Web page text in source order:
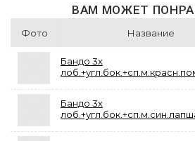
ВАМ МОЖЕТ
Фото Название
Бандо 3х
Бандо 3х